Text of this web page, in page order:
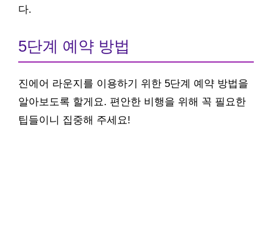
다.
5단계 예약 방법
진에어 라운지를 이용하기 위한 5단계 예약 방법을
알아보도록 할게요. 편안한 비행을 위해 꼭 필요한
팁들이니 집중해 주세요!